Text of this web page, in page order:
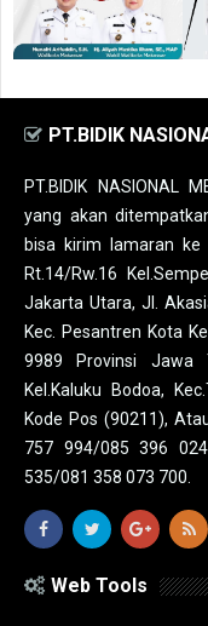
PT.BIDIK
PT.BIDIK NASIONAL
yang akan
bisa kirim lamaran ke
Rt.14/Rw.16
Jakarta Utara, Jl.
Kec. Pesantren Kota
9989 Provinsi Jawa
Kel.Kaluku Bodoa,
Kode Pos (90211),
757 994/085 396
535/081 358 073 700.
Web Tools